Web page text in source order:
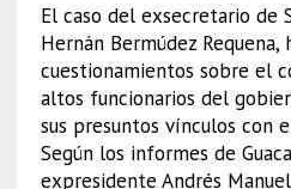
El caso del exsecretario de
Hernán Bermúdez
cuestionamientos sobre el
altos funcionarios del
sus presuntos vínculos con
Según los informes de
expresidente Andrés